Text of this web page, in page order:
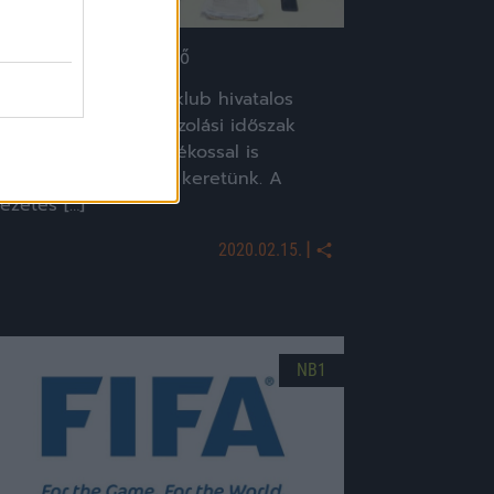
két érkező
Íme, a füzesgyarmati klub hivatalos
"Az átigazolási időszak
utolsó óráiban két játékossal is
gyarapodott a tavaszi keretünk. A
[…]
2020.02.15. |
NB1